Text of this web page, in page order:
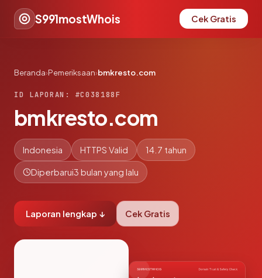
S991mostWhois Cek Gratis
Beranda›Pemeriksaan›bmkresto.com
ID LAPORAN: #C038188F
bmkresto.com
Indonesia HTTPS Valid 14.7 tahun
Diperbarui3 bulan yang lalu
Laporan lengkap ↓ Cek Gratis